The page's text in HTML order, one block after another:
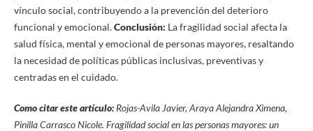
vínculo social, contribuyendo a la prevención del deterioro
funcional y emocional.Conclusión: La fragilidad social afecta la
salud física, mental y emocional de personas mayores, resaltando
la necesidad de políticas públicas inclusivas, preventivas y
centradas en el cuidado.
Como citar este artículo:Rojas-Avila Javier, Araya Alejandra Ximena,
Pinilla Carrasco Nicole. Fragilidad social en las personas mayores: un